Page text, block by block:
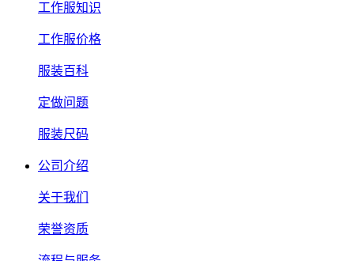
工作服知识
工作服价格
服装百科
定做问题
服装尺码
公司介绍
关于我们
荣誉资质